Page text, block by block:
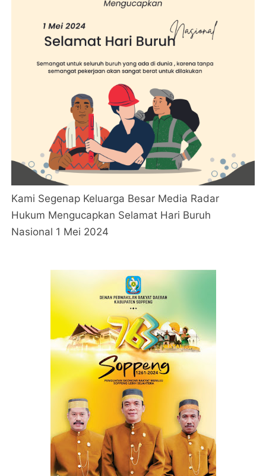
Kami Segenap Keluarga Besar Media Radar
Hukum Mengucapkan Selamat Hari Buruh
Nasional 1 Mei 2024